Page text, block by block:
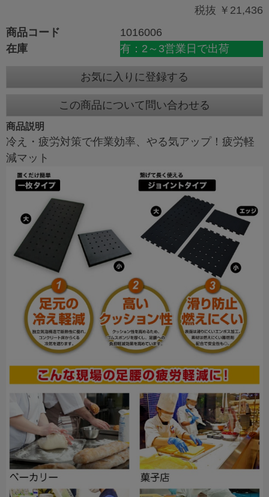
税抜 ￥21,436
商品コード
1016006
在庫
有：2～3営業日で出荷
お気に入りに登録する
この商品について問い合わせる
商品説明
冷え・疲労対策で作業効率、やる気アップ！疲労軽
減マット